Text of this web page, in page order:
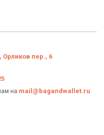
пер., 6
на mail@bagandwallet.ru